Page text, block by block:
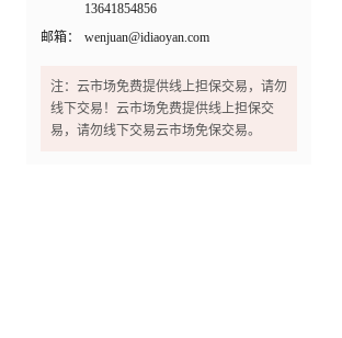
13641854856
邮箱：
wenjuan@idiaoyan.com
注：云市场免费提供线上担保交易，请勿
线下交易！云市场免费提供线上担保交
易，请勿线下交易云市场免保交易。